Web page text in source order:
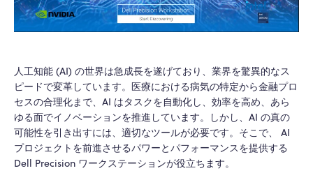
人工知能 (AI) の世界は急成長を遂げており、業界を驚異的なス
ピードで変革しています。医療における病気の特定から金融プロ
セスの合理化まで、AI はタスクを自動化し、効率を高め、あら
ゆる面でイノベーションを推進しています。しかし、AI の真の
可能性を引き出すには、適切なツールが必要です。そこで、
AI
プロジェクトを前進させるパワーとパフォーマンスを提供する
Dell Precision ワークステーションが役立ちます。